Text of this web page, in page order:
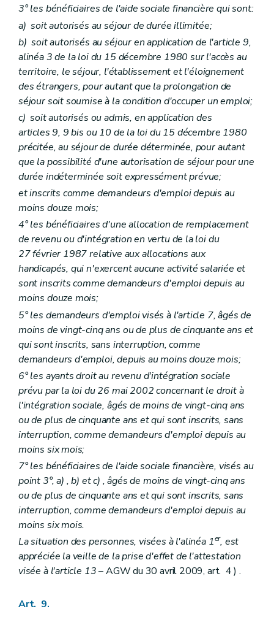
3° les bénéficiaires de l'aide sociale financière qui sont:
a) soit autorisés au séjour de durée illimitée;
b) soit autorisés au séjour en application de l'article 9,
alinéa 3 de la loi du 15 décembre 1980 sur l'accès au
territoire, le séjour, l'établissement et l'éloignement
des étrangers, pour autant que la prolongation de
séjour soit soumise à la condition d'occuper un emploi;
c) soit autorisés ou admis, en application des
articles 9, 9bis ou 10 de la loi du 15 décembre 1980
précitée, au séjour de durée déterminée, pour autant
que la possibilité d'une autorisation de séjour pour une
durée indéterminée soit expressément prévue;
et inscrits comme demandeurs d'emploi depuis au
moins douze mois;
4° les bénéficiaires d'une allocation de remplacement
de revenu ou d'intégration en vertu de la loi du
27 février 1987 relative aux allocations aux
handicapés, qui n'exercent aucune activité salariée et
sont inscrits comme demandeurs d'emploi depuis au
moins douze mois;
5° les demandeurs d'emploi visés à l'article 7, âgés de
moins de vingt-cinq ans ou de plus de cinquante ans et
qui sont inscrits, sans interruption, comme
demandeurs d'emploi, depuis au moins douze mois;
6° les ayants droit au revenu d'intégration sociale
prévu par la loi du 26 mai 2002 concernant le droit à
l'intégration sociale, âgés de moins de vingt-cinq ans
ou de plus de cinquante ans et qui sont inscrits, sans
interruption, comme demandeurs d'emploi depuis au
moins six mois;
7° les bénéficiaires de l'aide sociale financière, visés au
point 3°,a) ,b) etc) , âgés de moins de vingt-cinq ans
ou de plus de cinquante ans et qui sont inscrits, sans
interruption, comme demandeurs d'emploi depuis au
moins six mois.
La situation des personnes, visées à l'alinéa 1er, est
appréciée la veille de la prise d'effet de l'attestation
visée à l'article 13– AGW du 30 avril 2009, art. 4 ) .
Art. 9.